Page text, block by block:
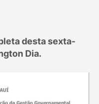
desta sexta-
Dia.